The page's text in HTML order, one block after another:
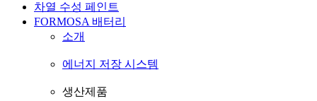
차열 수성 페인트
FORMOSA 배터리
소개
에너지 저장 시스템
생산제품